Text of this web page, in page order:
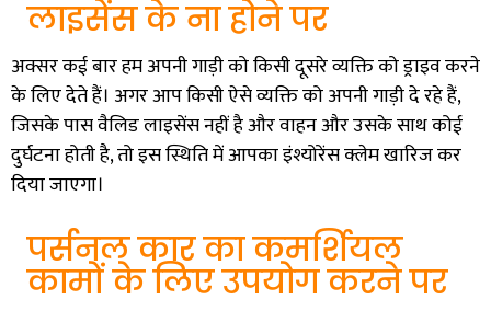
लाइसेंस के ना होने पर
अक्सर कई बार हम अपनी गाड़ी को किसी दूसरे व्यक्ति को ड्राइव करने
के लिए देते हैं। अगर आप किसी ऐसे व्यक्ति को अपनी गाड़ी दे रहे हैं,
जिसके पास वैलिड लाइसेंस नहीं है और वाहन और उसके साथ कोई
दुर्घटना होती है, तो इस स्थिति में आपका इंश्योरेंस क्लेम खारिज कर
दिया जाएगा।
पर्सनल कार का कमर्शियल
कामों के लिए उपयोग करने पर